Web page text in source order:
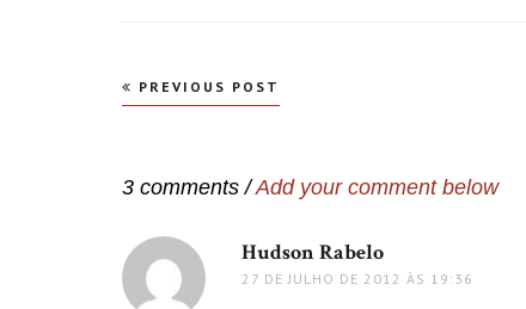
Navegação
PREVIOUS POST
3 comments /Add your comment below
Hudson Rabelo
27 DE JULHO DE 2012 ÀS 19:36